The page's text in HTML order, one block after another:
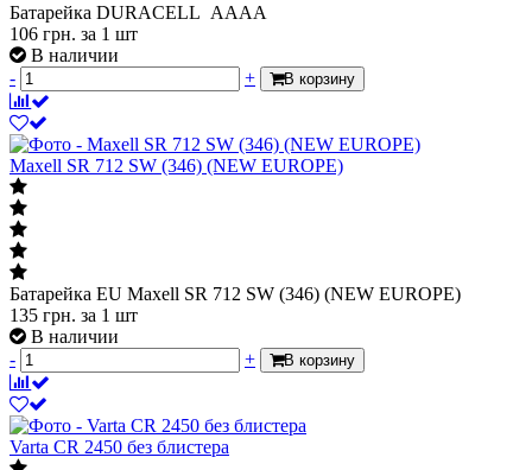
Батарейка DURACELL AAAA
106 грн. за 1 шт
В наличии
-
+ В корзину
Maxell SR 712 SW (346) (NEW EUROPE)
Батарейка EU Maxell SR 712 SW (346) (NEW EUROPE)
135 грн. за 1 шт
В наличии
-
+ В корзину
Varta CR 2450 без блистера